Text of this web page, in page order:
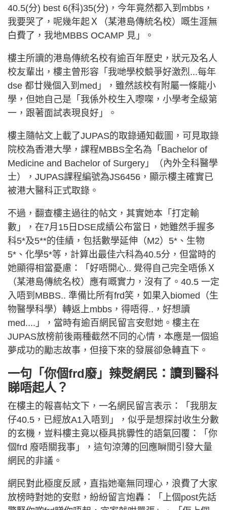
40.5(分) best 6(科)35(分)，今年竟然都入到mbbs，
我要哭了，呢幾年起Ｘ（某港島傳統名校）嘅生涯無
白費了，我地MBBS OCAMP 見」。
樓主所讀的港島傳統名校有逾百年歷史，狀元及名人
校友輩出，樓主曾形容「我哋學校競爭好激烈...每年
dse 都廿幾個入到med」，雖然該校有附屬一條龍小
學，但她自己是「我係外校生入嚟㗎，小學考全級第
一，跟著面試表現良好」。
樓主隨帖文上載了JUPAS的取錄通知截圖，可見取錄
院校為香港大學，課程MBBS全名為「Bachelor of
Medicine and Bachelor of Surgery」（內外全科醫學
士），JUPAS課程編號為JS6456，顯示樓主確實已
被港大醫科正式取錄。
不過，翻查樓主過往的帖文，其實她本「打定輸
數」，在7月15日DSE成績公布當日，她雖然手握多
科5*及5**的佳績，包括數學延伸（M2）5*、生物
5*、化學5*等，計算出最佳六科為40.5分，但當時的
她顯得相當憂慮：「好唔開心.. 覺得自己完全唔係Ｘ
（某港島傳統名校）應有嘅實力，沒有了。40.5 一定
入唔到MBBS.. 準備比所有frd笑，如果入biomed（生
物醫學科學）轉返上mbbs，得唔得..，好想讀
med....」，當時有逾百網民留言安慰她。樓主在
JUPAS放榜前後兩種截然不同的心情，本應是一個追
夢成功的勵志故事，但接下來的發展卻急轉直下。
一句「你個frd廢」辣㷫網民：讀到醫科
睇唔起人？
在樓主的報喜帖文下，一名網民留言表示：「我朋友
仔40.5，已經放A1入唔到」，似乎是想探討收生分數
的玄機，豈料樓主竟以極具挑釁性的語氣回覆：「你
個frd 廢唔關我事」，這句涼薄的回應瞬間引發大量
網民的非議。
網民對此極度反感，直指她毫無同理心，浪費了大家
放榜時對她的安慰，紛紛留言炮轟：「上個post先話